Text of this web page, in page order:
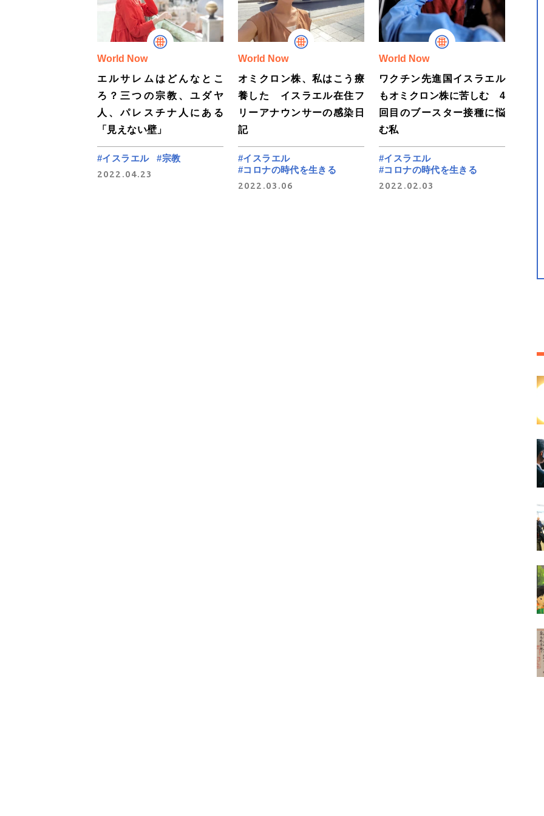
World Now
エルサレムはどんなとこ
ろ？三つの宗教、ユダヤ
人、パレスチナ人にある
「見えない壁」
#イスラエル
#宗教
2022.04.23
World Now
オミクロン株、私はこう療
養した イスラエル在住フ
リーアナウンサーの感染日
記
#イスラエル
#コロナの時代を生きる
2022.03.06
World Now
ワクチン先進国イスラエル
もオミクロン株に苦しむ 4
回目のブースター接種に悩
む私
#イスラエル
#コロナの時代を生きる
2022.02.03